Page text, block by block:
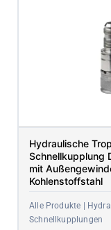
Hydraulische
Schnellkupplung
mit
Kohlenstoffstahl
Alle Produkte |
Schnellkupplungen